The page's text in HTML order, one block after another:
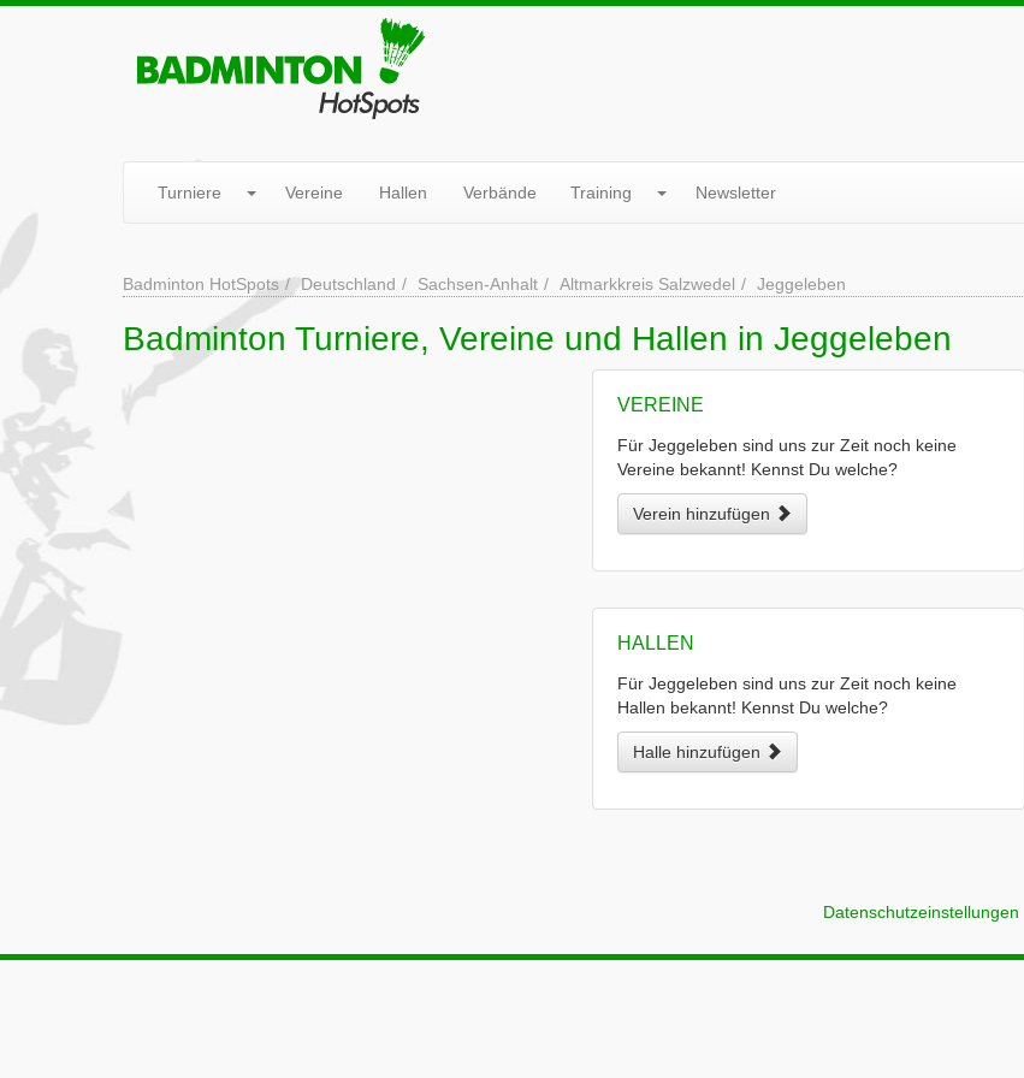
Turniere Vereine Hallen Verbände Training Newsletter
Badminton HotSpots Deutschland Sachsen-Anhalt Altmarkkreis Salzwedel Jeggeleben
Badminton Turniere, Vereine und Hallen in Jeggeleben
VEREINE
Für Jeggeleben sind uns zur Zeit noch keine
Vereine bekannt! Kennst Du welche?
Verein hinzufügen
HALLEN
Für Jeggeleben sind uns zur Zeit noch keine
Hallen bekannt! Kennst Du welche?
Halle hinzufügen
Datenschutzeinstellungen